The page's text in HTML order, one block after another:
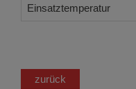
Einsatztemperatur
zurück